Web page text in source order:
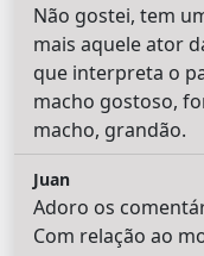
Não gostei, tem
mais aquele ator
que interpreta o
macho gostoso,
macho, grandão.
Juan
Adoro os
Com relação ao